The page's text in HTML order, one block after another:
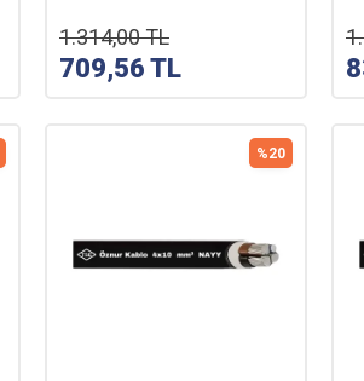
1.314,00TL
709,56 TL
%20